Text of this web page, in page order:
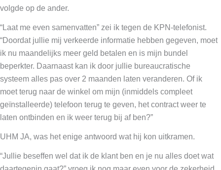
volgde op de ander.
“Laat me even samenvatten” zei ik tegen de KPN-telefonist.
“Doordat jullie mij verkeerde informatie hebben gegeven, moet
ik nu maandelijks meer geld betalen en is mijn bundel
beperkter. Daarnaast kan ik door jullie bureaucratische
systeem alles pas over 2 maanden laten veranderen. Of ik
moet terug naar de winkel om mijn (inmiddels compleet
geïnstalleerde) telefoon terug te geven, het contract weer te
laten ontbinden en ik weer terug bij af ben?”
UHM JA, was het enige antwoord wat hij kon uitkramen.
“Jullie beseffen wel dat ik de klant ben en je nu alles doet wat